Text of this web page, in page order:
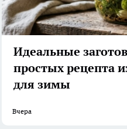
Идеальные
простых рецепта
для зимы
Вчера